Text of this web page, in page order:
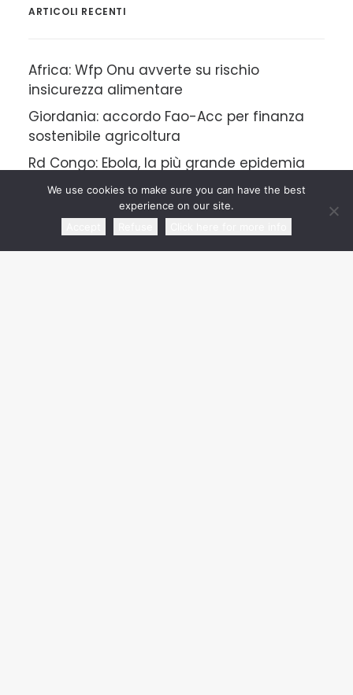
ARTICOLI RECENTI
Africa: Wfp Onu avverte su rischio
insicurezza alimentare
Giordania: accordo Fao-Acc per finanza
sostenibile agricoltura
Rd Congo: Ebola, la più grande epidemia
mai registrata nel Paese
Marocco: oltre 1.100 migranti arrivati a
Etiopia: allarme dall’Onu per l’insicurezza
We use cookies to make sure you can have the best
experience on our site.